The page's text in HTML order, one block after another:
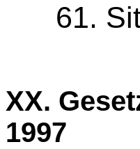
61.
XX.
1997